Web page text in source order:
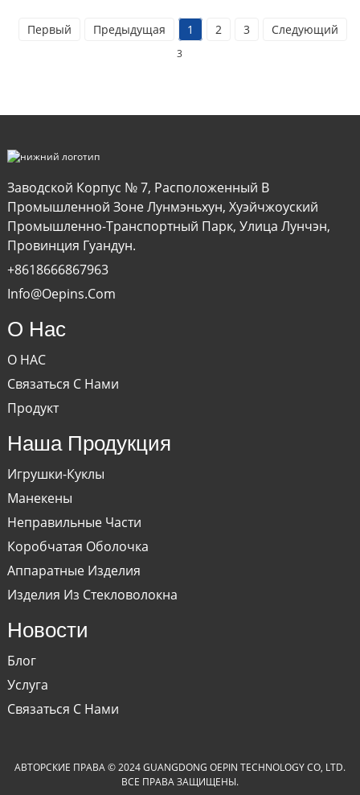
Первый Предыдущая 1 2 3 Следующий
3
Заводской Корпус № 7, Расположенный В
Промышленной Зоне Лунмэньхун, Хуэйчжоуский
Промышленно-Транспортный Парк, Улица Лунчэн,
Провинция Гуандун.
+8618666867963
Info@oepins.com
О Нас
О НАС
Связаться С Нами
Продукт
Наша Продукция
Игрушки-Куклы
Манекены
Неправильные Части
Коробчатая Оболочка
Аппаратные Изделия
Изделия Из Стекловолокна
Новости
Блог
Услуга
Связаться С Нами
АВТОРСКИЕ ПРАВА © 2024 GUANGDONG OEPIN TECHNOLOGY CO, LTD.
ВСЕ ПРАВА ЗАЩИЩЕНЫ.